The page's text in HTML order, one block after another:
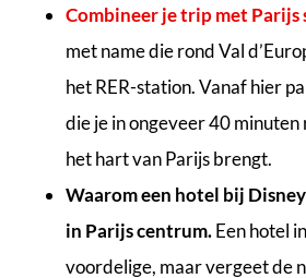
Combineer je trip met Parijs
met name die rond Val
het RER-station. Vanaf hier
die je in ongeveer 40
het hart van Parijs brengt.
Waarom een hotel bij
in Parijs centrum.Een hotel
voordelige, maar vergeet de